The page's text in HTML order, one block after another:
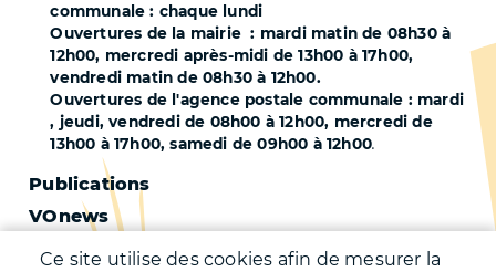
communale : chaque lundi
Ouvertures de la mairie : mardi matin de 08h30 à
12h00, mercredi après-midi de 13h00 à 17h00,
vendredi matin de 08h30 à 12h00.
Ouvertures de l'agence postale communale : mardi
, jeudi, vendredi de 08h00 à 12h00, mercredi de
13h00 à 17h00, samedi de 09h00 à 12h00.
Pied
de
Publications
VOnews
Trafic
Ce site utilise des cookies afin de mesurer la